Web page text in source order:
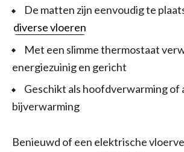
De matten zijn eenvoudig te
diverse vloeren
Met een slimme thermostaat
energiezuinig en gericht
Geschikt als hoofdverwarming of
bijverwarming
Benieuwd of een elektrische